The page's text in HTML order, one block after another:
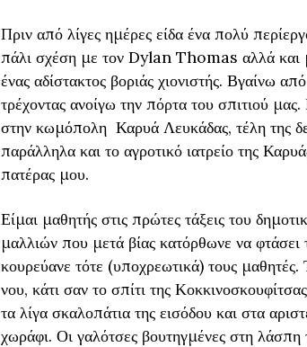
Πριν από λίγες ημέρες είδα ένα πολύ
πάλι σχέση με τον Dylan Thomas αλλά και
ένας αδίστακτος βοριάς χιονιστής. Βγαίνω
τρέχοντας ανοίγω την πόρτα του σπιτιού
στην κωμόπολη Καρυά Λευκάδας, τέλη της
παράλληλα και το αγροτικό ιατρείο της
πατέρας μου.
Είμαι μαθητής στις πρώτες τάξεις του
μαλλιών που μετά βίας κατόρθωνε να
κουρεύανε τότε (υποχρεωτικά) τους
νου, κάτι σαν το σπίτι της
τα λίγα σκαλοπάτια της εισόδου και στα
χωράφι. Οι γαλότσες βουτηγμένες στη